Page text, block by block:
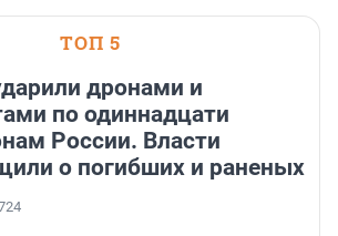
ТОП 5
дронами и
по одиннадцати
России. Власти
о погибших и раненых